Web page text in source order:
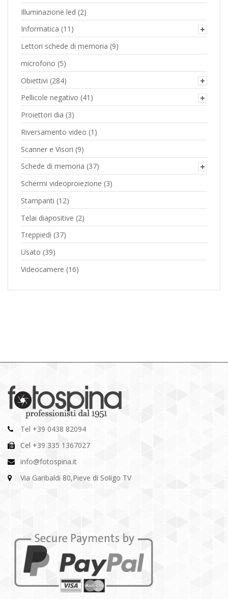
Illuminazione led (2)
Informatica (11)
Lettori schede di memoria (9)
microfono (5)
Obiettivi (284)
Pellicole negativo (41)
Proiettori dia (3)
Riversamento video (1)
Scanner e Visori (9)
Schede di memoria (37)
Schermi videoproiezione (3)
Stampanti (12)
Telai diapositive (2)
Treppiedi (37)
Usato (39)
Videocamere (16)
Tel +39 0438 82094
Cel +39 335 1367027
info@fotospina.it
Via Garibaldi 80,Pieve di Soligo TV